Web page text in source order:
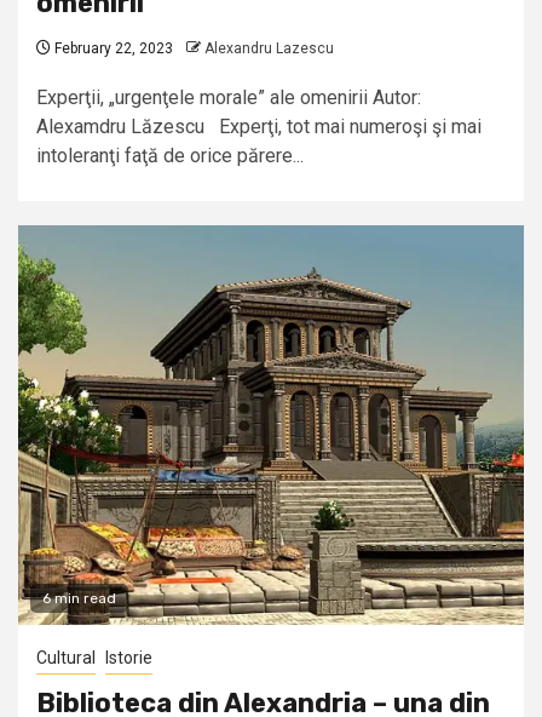
February 22, 2023 Alexandru Lazescu
Experţii, „urgenţele morale” ale omenirii Autor:
Alexamdru Lăzescu Experţi, tot mai numeroşi şi mai
intoleranţi faţă de orice părere...
6 min read
Cultural Istorie
Biblioteca din Alexandria – una din